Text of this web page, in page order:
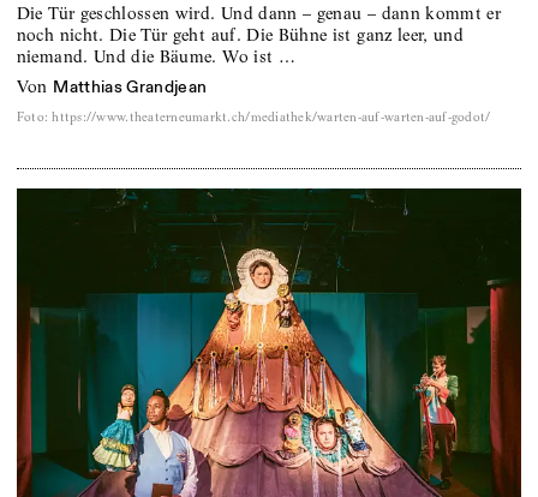
Die Tür geschlossen wird. Und dann – genau – dann kommt er
noch nicht. Die Tür geht auf. Die Bühne ist ganz leer, und
niemand. Und die Bäume. Wo ist …
von Matthias Grandjean
Foto: https://www.theaterneumarkt.ch/mediathek/warten-auf-warten-auf-godot/